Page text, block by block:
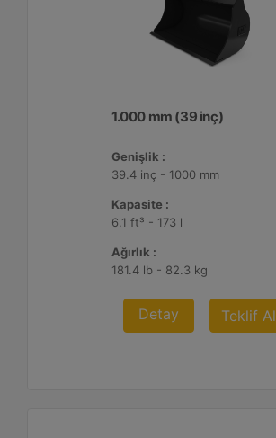
1.000 mm (39 inç)
Genişlik :
39.4 inç - 1000 mm
Kapasite :
6.1 ft³ - 173 l
Ağırlık :
181.4 lb - 82.3 kg
Detay Teklif Al